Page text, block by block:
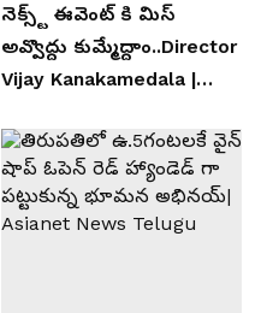
నెక్స్ట్ ఈవెంట్ కి మిస్
అవ్వొద్దు కుమ్మేద్దాం..Director
Vijay Kanakamedala |